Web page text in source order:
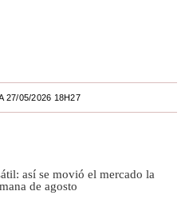
27/05/2026 18H27
así se movió el mercado la
de agosto